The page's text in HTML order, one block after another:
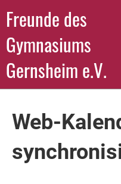
Freunde des
Gymnasiums
Gernsheim e.V.
Web-